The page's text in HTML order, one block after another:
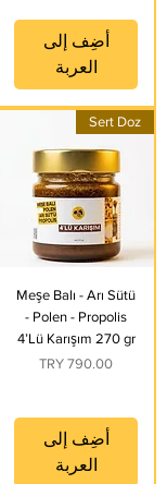
أضِف إلى
العربة
Sert Doz
Meşe Balı - Arı Sütü
- Polen - Propolis
4’Lü Karışım 270 gr
السعر
أضِف إلى
العربة